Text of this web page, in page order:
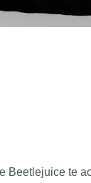
Beetlejuice te